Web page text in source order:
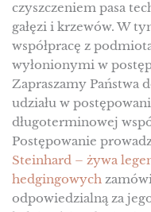
czyszczeniem pasa
gałęzi i krzewów. W
współpracę z
wyłonionymi w
Zapraszamy Państwa
udziału w
długoterminowej
Postępowanie
Steinhard – żywa
hedgingowych
odpowiedzialną za